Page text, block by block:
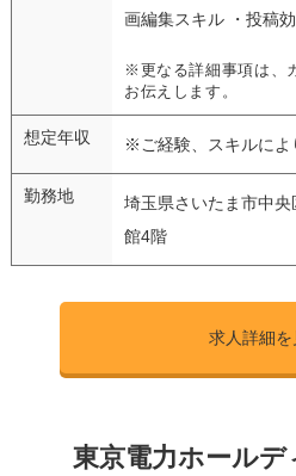
画編集スキル ・投稿
※更なる詳細事項は、
お伝えします。
想定年収 ※ご経験、スキルによ
勤務地
埼玉県さいたま市中
館4階
求人詳細を
東京電力ホール